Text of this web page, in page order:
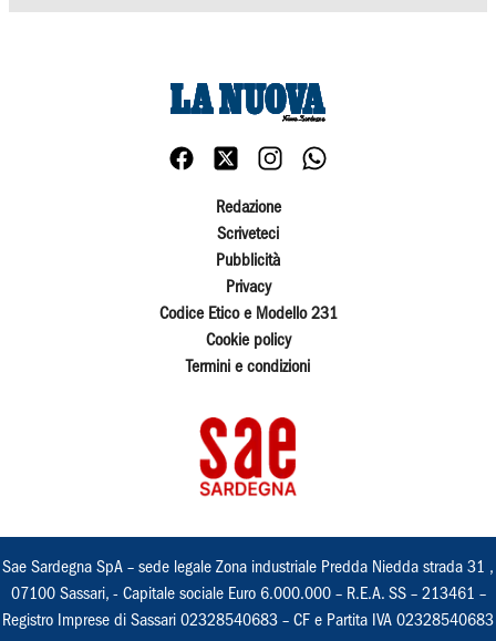
Redazione
Scriveteci
Pubblicità
Privacy
Codice Etico e Modello 231
Cookie policy
Termini e condizioni
Sae Sardegna SpA – sede legale Zona industriale Predda Niedda strada 31 ,
07100 Sassari, - Capitale sociale Euro 6.000.000 – R.E.A. SS – 213461 –
Registro Imprese di Sassari 02328540683 – CF e Partita IVA 02328540683